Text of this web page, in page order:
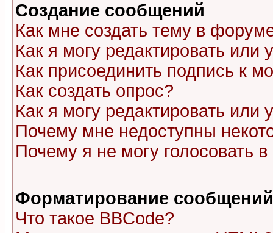
Создание сообщений
Как мне создать тему в
Как я могу редактировать или
Как присоединить подпись к
Как создать опрос?
Как я могу редактировать или
Почему мне недоступны
Почему я не могу голосовать
Форматирование
Что такое BBCode?